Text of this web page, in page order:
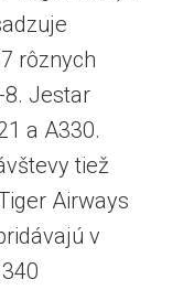
rôznych
8. Jestar
a A330.
tiež
Airways
v